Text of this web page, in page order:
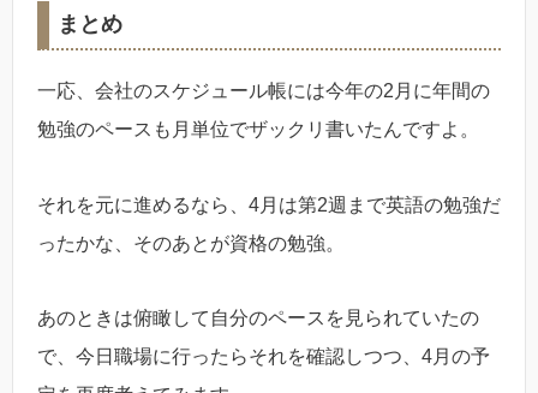
まとめ
一応、会社のスケジュール帳には今年の2月に年間の
勉強のペースも月単位でザックリ書いたんですよ。
それを元に進めるなら、4月は第2週まで英語の勉強だ
ったかな、そのあとが資格の勉強。
あのときは俯瞰して自分のペースを見られていたの
で、今日職場に行ったらそれを確認しつつ、4月の予